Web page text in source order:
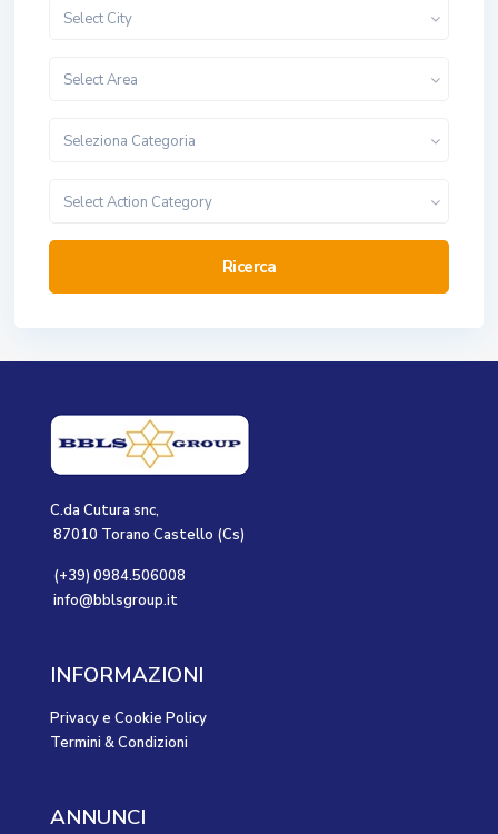
Select City
Select Area
Seleziona Categoria
Select Action Category
Ricerca
C.da Cutura snc,
87010 Torano Castello (Cs)
(+39) 0984.506008
info@bblsgroup.it
INFORMAZIONI
Privacy e Cookie Policy
Termini & Condizioni
ANNUNCI